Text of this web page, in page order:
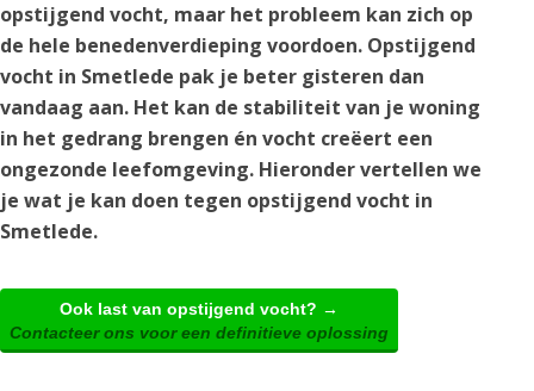
opstijgend vocht, maar het probleem kan zich op
de hele benedenverdieping voordoen. Opstijgend
vocht in Smetlede pak je beter gisteren dan
vandaag aan. Het kan de stabiliteit van je woning
in het gedrang brengen én vocht creëert een
ongezonde leefomgeving. Hieronder vertellen we
je wat je kan doen tegen opstijgend vocht in
Smetlede.
Ook last van opstijgend vocht? →
Contacteer ons voor een definitieve oplossing